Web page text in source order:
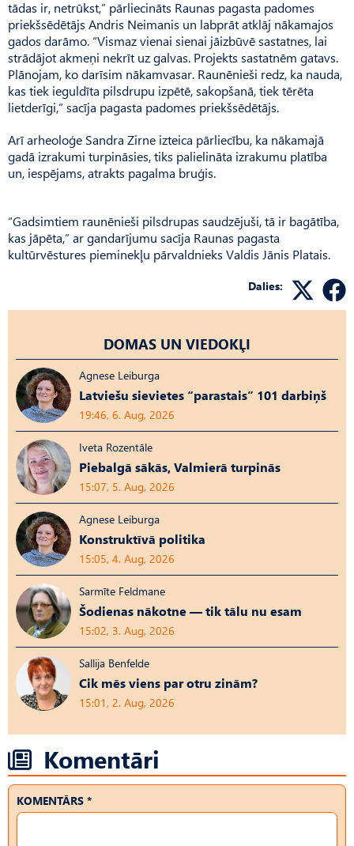
tādas ir, netrūkst,” pārliecināts Raunas pagasta padomes
priekšsēdētājs Andris Neimanis un labprāt atklāj nākamajos
gados darāmo. “Vismaz vienai sienai jāizbūvē sastatnes, lai
strādājot akmeņi nekrīt uz galvas. Projekts sastatnēm gatavs.
Plānojam, ko darīsim nākamvasar. Raunēnieši redz, ka nauda,
kas tiek ieguldīta pilsdrupu izpētē, sakopšanā, tiek tērēta
lietderīgi,” sacīja pagasta padomes priekšsēdētājs.
Arī arheoloģe Sandra Zirne izteica pārliecību, ka nākamajā
gadā izrakumi turpināsies, tiks palielināta izrakumu platība
un, iespējams, atrakts pagalma bruģis.
“Gadsimtiem raunēnieši pilsdrupas saudzējuši, tā ir bagātība,
kas jāpēta,” ar gandarījumu sacīja Raunas pagasta
kultūrvēstures pieminekļu pārvaldnieks Valdis Jānis Platais.
Dalies:
DOMAS UN VIEDOKĻI
Agnese Leiburga
Latviešu sievietes “parastais” 101 darbiņš
19:46, 6. Aug, 2026
Iveta Rozentāle
Piebalgā sākās, Valmierā turpinās
15:07, 5. Aug, 2026
Agnese Leiburga
Konstruktīvā politika
15:05, 4. Aug, 2026
Sarmīte Feldmane
Šodienas nākotne — tik tālu nu esam
15:02, 3. Aug, 2026
Sallija Benfelde
Cik mēs viens par otru zinām?
15:01, 2. Aug, 2026
Komentāri
KOMENTĀRS *